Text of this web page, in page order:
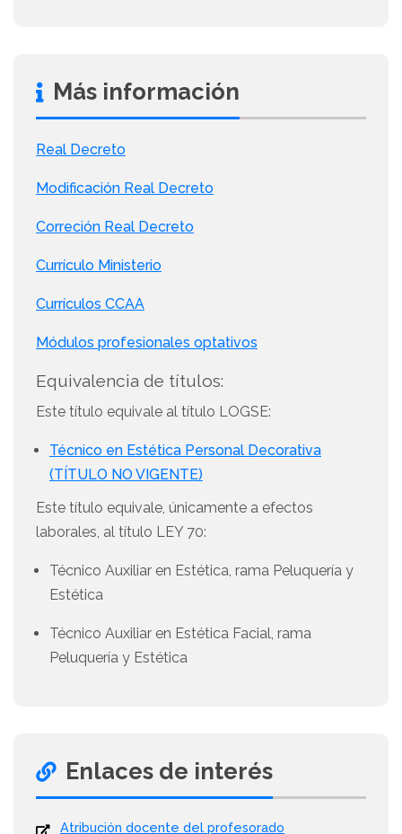
Más información
Real Decreto
Modificación Real Decreto
Correción Real Decreto
Currículo Ministerio
Currículos CCAA
Módulos profesionales optativos
Equivalencia de títulos:
Este título equivale al título LOGSE:
Técnico en Estética Personal Decorativa
(TÍTULO NO VIGENTE)
Este título equivale, únicamente a efectos
laborales, al título LEY 70:
Técnico Auxiliar en Estética, rama Peluquería y
Estética
Técnico Auxiliar en Estética Facial, rama
Peluquería y Estética
Enlaces de interés
Atribución docente del profesorado